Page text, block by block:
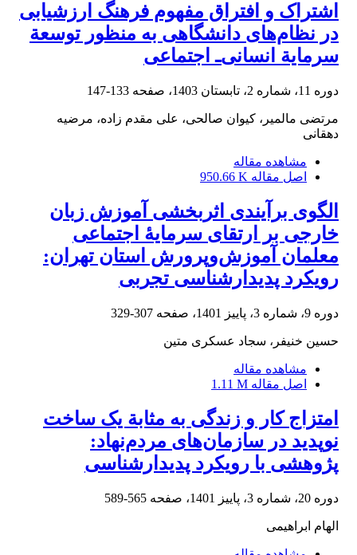
اشتراک و افتراق مفهوم فرهنگ ارزشیابی
در نظام‌های دانشگاهی به منظور توسعة
سرمایة انسانی‌ـ اجتماعی
دوره 11، شماره 2، تابستان 1403، صفحه 133-147
مرتضی مالمیر، کیوان صالحی، علی مقدم زاده، مرضیه
دهقانی
مشاهده مقاله
اصل مقاله 950.66 K
الگوی برآیندی اثربخشی آموزش زبان
خارجی بر ارتقای سرمایۀ اجتماعی
معلمان آموزش‌وپرورش استان تهران:
رویکرد پدیدارشناسی تجربی
دوره 9، شماره 3، پاییز 1401، صفحه 307-329
حسین خنیفر، سجاد عسکری متین
مشاهده مقاله
اصل مقاله 1.11 M
امتزاج کار و زندگی به مثابة یک ساخت
نوپدید در سازمان‌های مردم‌نهاد:
پژوهشی با رویکرد پدیدارشناسی
دوره 20، شماره 3، پاییز 1401، صفحه 565-589
الهام ابراهیمی